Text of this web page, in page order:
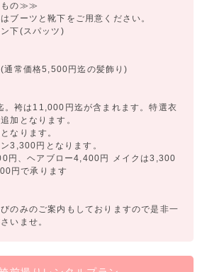
もの≫≫
ブーツと靴下をご用意ください。
下(スパッツ)
通常価格5,500円迄の髪飾り)
袴は11,000円迄が含まれます。特選衣
加となります。
なります。
3,300円となります。
円、ヘアブロー4,400円 メイクは3,300
円で承ります
のみのご案内もしておりますので是非一
いませ。